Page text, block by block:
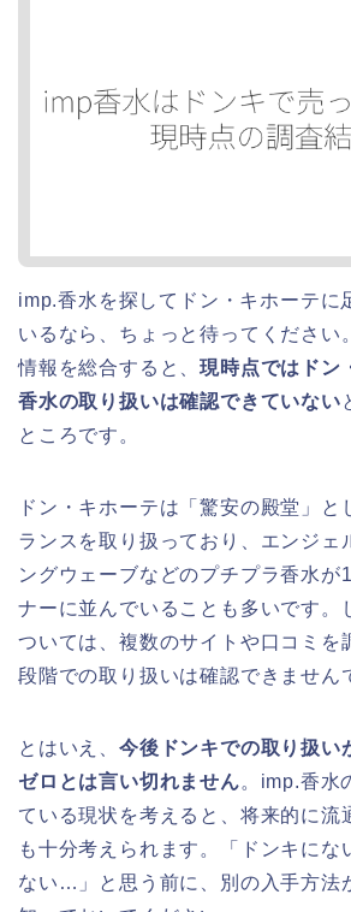
imp.香水を探してドン・キホーテに
いるなら、ちょっと待ってください
情報を総合すると、現時点ではドン
香水の取り扱いは確認できていない
ところです。
ドン・キホーテは「驚安の殿堂」と
ランスを取り扱っており、エンジェ
ングウェーブなどのプチプラ香水が
ナーに並んでいることも多いです。
ついては、複数のサイトや口コミを
段階での取り扱いは確認できません
とはいえ、 今後ドンキでの取り扱い
ゼロとは言い切れません。imp.香水
ている現状を考えると、将来的に流
も十分考えられます。「ドンキにな
ない…」と思う前に、別の入手方法